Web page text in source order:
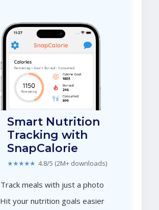
Smart Nutrition
Tracking with
SnapCalorie
★★★★★ 4.8/5 (2M+ downloads)
Track meals with just a photo
Hit your nutrition goals easier